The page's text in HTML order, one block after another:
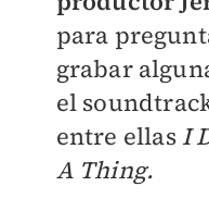
para
grabar
el
entre ellasI
A Thing.